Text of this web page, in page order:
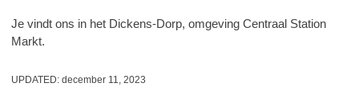
Je vindt ons in het Dickens-Dorp, omgeving Centraal Station
Markt.
UPDATED:december 11, 2023